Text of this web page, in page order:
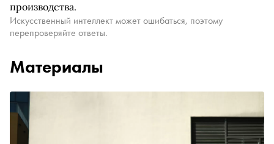
производства.
Искусственный интеллект может ошибаться, поэтому
перепроверяйте ответы.
Материалы